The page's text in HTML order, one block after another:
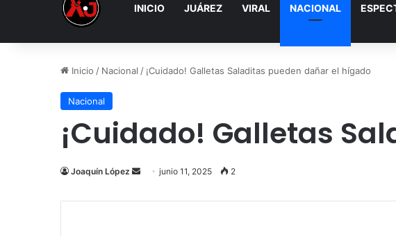
INICIO JUÁREZ VIRAL NACIONAL
Inicio / Nacional / ¡Cuidado! Galletas Saladitas pueden dañar el hígado
Nacional
¡Cuidado! Galletas
Joaquín López
Send
email
junio 11, 2025 2